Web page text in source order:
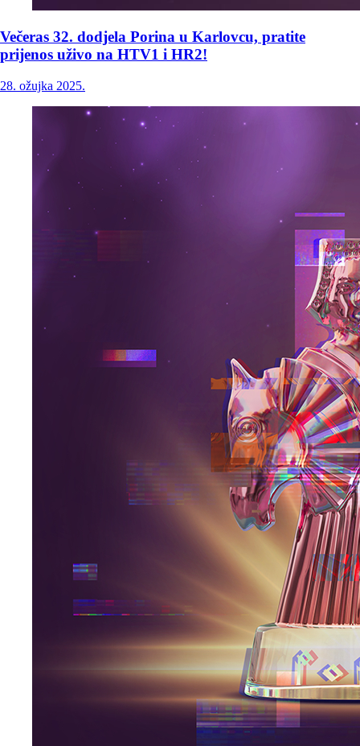
Večeras 32. dodjela Porina u Karlovcu, pratite
prijenos uživo na HTV1 i HR2!
28. ožujka 2025.